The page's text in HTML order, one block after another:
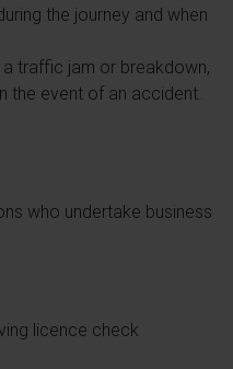
the journey and when
traffic jam or breakdown,
the event of an accident.
who undertake business
licence check